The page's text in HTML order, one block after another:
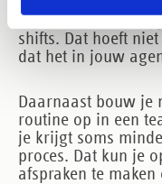
“randdiensten”
shifts. Dat hoeft
dat het in jouw
Daarnaast bouw je
routine op in een
je krijgt soms
proces. Dat kun je
afspraken te